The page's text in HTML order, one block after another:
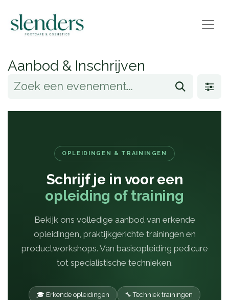
Aanbod & Inschrijven
OPLEIDINGEN & TRAININGEN
Schrijf je in voor een
opleiding of training
Bekijk ons volledige aanbod van erkende
opleidingen, praktijkgerichte trainingen en
productworkshops. Van basisopleiding pedicure
tot specialistische technieken.
🎓 Erkende opleidingen 🔧 Techniek trainingen